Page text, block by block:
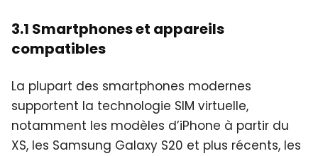
3.1 Smartphones et appareils
compatibles
La plupart des smartphones modernes
supportent la technologie SIM virtuelle,
notamment les modèles d’iPhone à partir du
XS, les Samsung Galaxy S20 et plus récents, les